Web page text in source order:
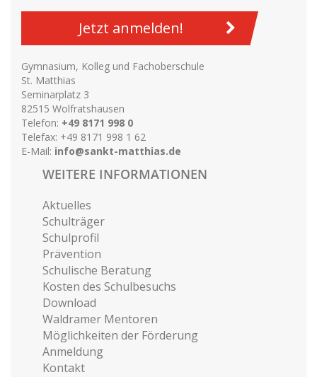
Jetzt anmelden!
Gymnasium, Kolleg und Fachoberschule
St. Matthias
Seminarplatz 3
82515 Wolfratshausen
Telefon: +49 8171 998 0
Telefax: +49 8171 998 1 62
E-Mail: info@sankt-matthias.de
WEITERE INFORMATIONEN
Aktuelles
Schulträger
Schulprofil
Prävention
Schulische Beratung
Kosten des Schulbesuchs
Download
Waldramer Mentoren
Möglichkeiten der Förderung
Anmeldung
Kontakt